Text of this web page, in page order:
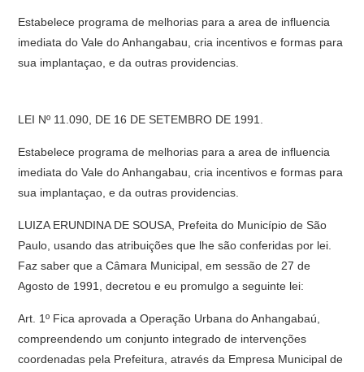
Estabelece programa de melhorias para a area de influencia
imediata do Vale do Anhangabau, cria incentivos e formas para
sua implantaçao, e da outras providencias.
LEI Nº 11.090, DE 16 DE SETEMBRO DE 1991.
Estabelece programa de melhorias para a area de influencia
imediata do Vale do Anhangabau, cria incentivos e formas para
sua implantaçao, e da outras providencias.
LUIZA ERUNDINA DE SOUSA, Prefeita do Município de São
Paulo, usando das atribuições que lhe são conferidas por lei.
Faz saber que a Câmara Municipal, em sessão de 27 de
Agosto de 1991, decretou e eu promulgo a seguinte lei:
Art. 1º Fica aprovada a Operação Urbana do Anhangabaú,
compreendendo um conjunto integrado de intervenções
coordenadas pela Prefeitura, através da Empresa Municipal de